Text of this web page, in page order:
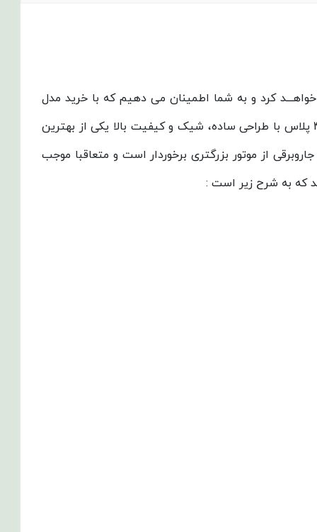
کرد و به شما اطمینان می دهیم که با خرید مدل
جاروبرقی جنرال فیت مدل اسکای 4500 پلاس با طراحی ساده، شیک و کیفیت بالا یکی از بهترین
بدلیل بزرگ بودن سایز جاروبرقی از موتور بزرگتری برخوردار است و متعاقبا موجب